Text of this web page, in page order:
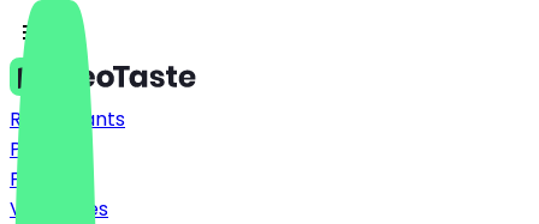
Restaurants
Prijzen
FAQ
Vacatures